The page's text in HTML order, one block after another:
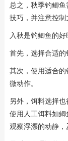
总之，秋季钓鲫
技巧，并注意控制
入秋是钓鲫鱼的好
首先，选择合适的
其次，使用适合
微动作。
另外，饵料选择
使用人工饵料如
观察浮漂的动静，